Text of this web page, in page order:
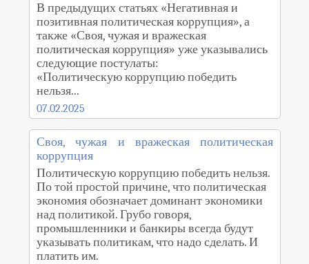
В предыдущих статьях «Негативная и
позитивная политическая коррупция», а
также «Своя, чужая и вражеская
политическая коррупция» уже указывались
следующие постулаты:
«Политическую коррупцию победить
нельзя...
07.02.2025
Своя, чужая и вражеская политическая
коррупция
Политическую коррупцию победить нельзя.
По той простой причине, что политическая
экономия обозначает доминант экономики
над политикой. Грубо говоря,
промышленники и банкиры всегда будут
указывать политикам, что надо сделать. И
платить им.